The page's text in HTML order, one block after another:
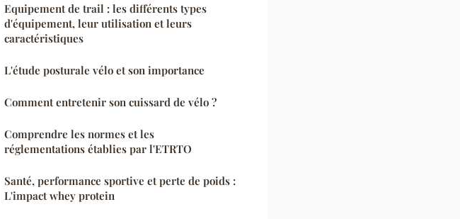
Equipement de trail : les différents types
d'équipement, leur utilisation et leurs
caractéristiques
L'étude posturale vélo et son importance
Comment entretenir son cuissard de vélo ?
Comprendre les normes et les
réglementations établies par l'ETRTO
Santé, performance sportive et perte de poids :
L'impact whey protein